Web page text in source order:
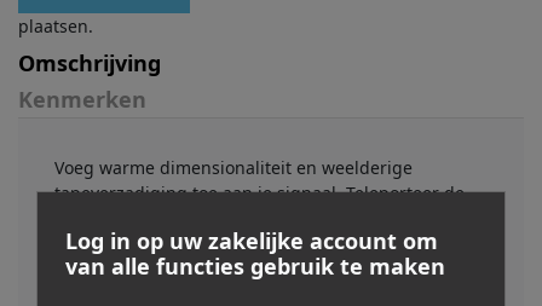
plaatsen.
Omschrijving
Kenmerken
Voeg warme dimensionaliteit en weelderige
tapeverzadiging toe aan je signaal. Teleporteer de
een enorm scala aan prachtige, onderscheidende en
omhullende vintage geluiden.
Log in op uw zakelijke account om
van alle functies gebruik te maken